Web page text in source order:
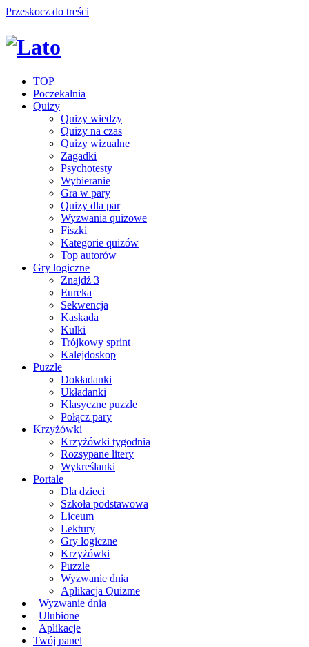
Przeskocz do treści
TOP
Poczekalnia
Quizy
Quizy wiedzy
Quizy na czas
Quizy wizualne
Zagadki
Psychotesty
Wybieranie
Gra w pary
Quizy dla par
Wyzwania quizowe
Fiszki
Kategorie quizów
Top autorów
Gry logiczne
Znajdź 3
Eureka
Sekwencja
Kaskada
Kulki
Trójkowy sprint
Kalejdoskop
Puzzle
Dokładanki
Układanki
Klasyczne puzzle
Połącz pary
Krzyżówki
Krzyżówki tygodnia
Rozsypane litery
Wykreślanki
Portale
Dla dzieci
Szkoła podstawowa
Liceum
Lektury
Gry logiczne
Krzyżówki
Puzzle
Wyzwanie dnia
Aplikacja Quizme
Wyzwanie dnia
Ulubione
Aplikacje
Twój panel